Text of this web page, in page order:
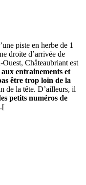
piste en herbe de 1
droite d’arrivée de
Châteaubriant est
entrainements et
être trop loin de la
de la tête. D’ailleurs, il
petits numéros de